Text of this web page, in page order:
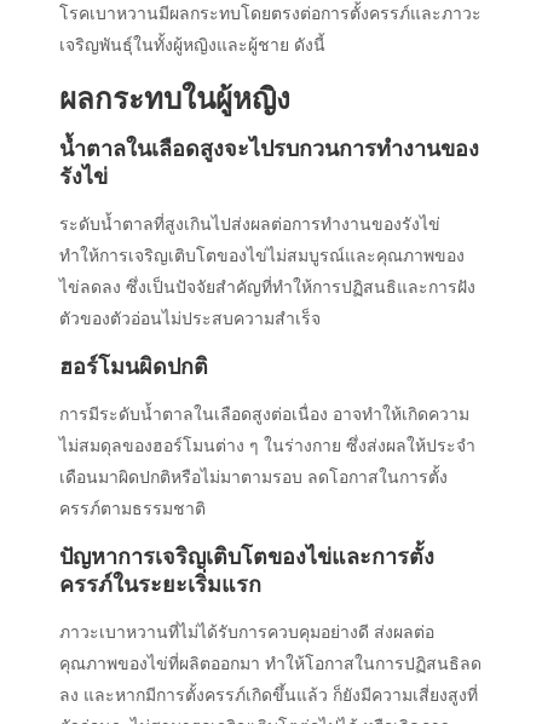
โรคเบาหวานมีผลกระทบโดยตรงต่อการตั้งครรภ์และภาวะ
เจริญพันธุ์ในทั้งผู้หญิงและผู้ชาย ดังนี้
ผลกระทบในผู้หญิง
น้ำตาลในเลือดสูงจะไปรบกวนการทำงานของ
รังไข่
ระดับน้ำตาลที่สูงเกินไปส่งผลต่อการทำงานของรังไข่
ทำให้การเจริญเติบโตของไข่ไม่สมบูรณ์และคุณภาพของ
ไข่ลดลง ซึ่งเป็นปัจจัยสำคัญที่ทำให้การปฏิสนธิและการฝัง
ตัวของตัวอ่อนไม่ประสบความสำเร็จ
ฮอร์โมนผิดปกติ
การมีระดับน้ำตาลในเลือดสูงต่อเนื่อง อาจทำให้เกิดความ
ไม่สมดุลของฮอร์โมนต่าง ๆ ในร่างกาย ซึ่งส่งผลให้ประจำ
เดือนมาผิดปกติหรือไม่มาตามรอบ ลดโอกาสในการตั้ง
ครรภ์ตามธรรมชาติ
ปัญหาการเจริญเติบโตของไข่และการตั้ง
ครรภ์ในระยะเริ่มแรก
ภาวะเบาหวานที่ไม่ได้รับการควบคุมอย่างดี ส่งผลต่อ
คุณภาพของไข่ที่ผลิตออกมา ทำให้โอกาสในการปฏิสนธิลด
ลง และหากมีการตั้งครรภ์เกิดขึ้นแล้ว ก็ยังมีความเสี่ยงสูงที่